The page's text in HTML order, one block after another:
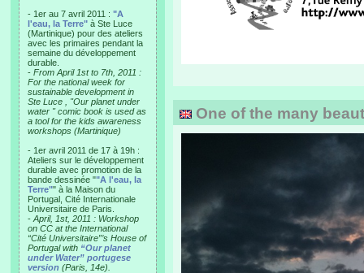
- 1er au 7 avril 2011 : "A
l'eau, la Terre" à Ste Luce
(Martinique) pour des ateliers
avec les primaires pendant la
semaine du développement
durable.
- From April 1st to 7th, 2011 :
For the national week for
sustainable development in
Ste Luce , "Our planet under
water " comic book is used as
a tool for the kids awareness
workshops (Martinique)
- 1er avril 2011 de 17 à 19h :
Ateliers sur le développement
durable avec promotion de la
bande dessinée ""A l'eau, la
Terre"" à la Maison du
Portugal, Cité Internationale
Universitaire de Paris.
- April, 1st, 2011 : Workshop
on CC at the International
“Cité Universitaire”’s House of
Portugal with “Our planet
under Water” portugese
version (Paris, 14e).
One of the many